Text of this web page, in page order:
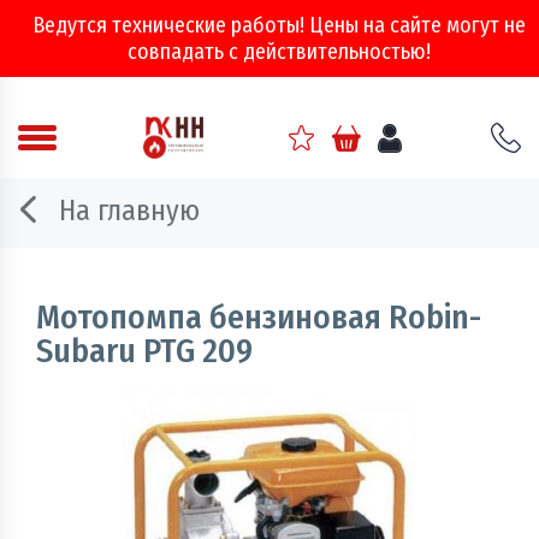
Ведутся технические работы! Цены на сайте могут не
совпадать с действительностью!
Аварийно - спасательное оборудование
Двери, ворота и люки противопожарные
Информационно-справочная литература
Обеспечение эвакуации, знаки безопасности
Огнебиозащитные составы
Огнетушители
На главную
Мотопомпа бензиновая Robin-
Subaru PTG 209